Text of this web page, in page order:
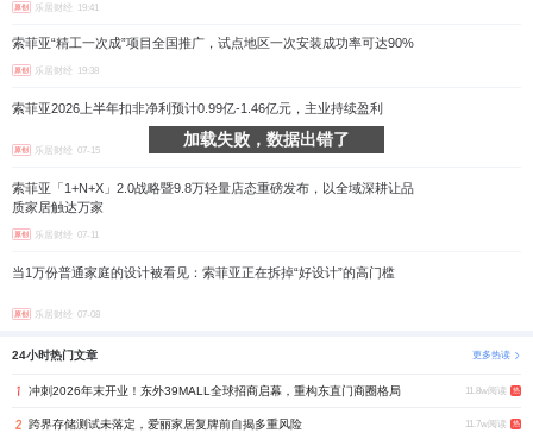
原创 乐居财经 19:41
索菲亚“精工一次成”项目全国推广，试点地区一次安装成功率可达90%
原创 乐居财经 19:38
索菲亚2026上半年扣非净利预计0.99亿-1.46亿元，主业持续盈利
原创 乐居财经 07-15
索菲亚「1+N+X」2.0战略暨9.8万轻量店态重磅发布，以全域深耕让品
质家居触达万家
原创 乐居财经 07-11
当1万份普通家庭的设计被看见：索菲亚正在拆掉“好设计”的高门槛
原创 乐居财经 07-08
24小时热门文章 更多热读
冲刺2026年末开业！东外39MALL全球招商启幕，重构东直门商圈格局 11.8w阅读 热
跨界存储测试未落定，爱丽家居复牌前自揭多重风险 11.7w阅读 热
加载失败，数据出错了